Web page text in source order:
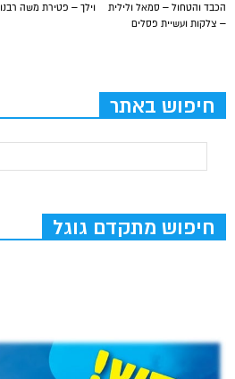
וילך – פטירת משה רבנו
הכבד והטחול – סמאל ולילית
– צלקות ועשיית פסלים
חיפוש באתר
חיפוש מתקדם גוגל